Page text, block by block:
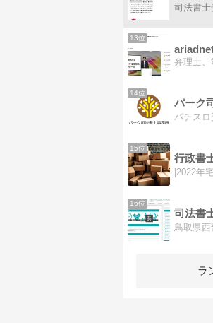
13位
14位
パーク
15位
行政書
16位
司法書
鳥取県
ラ